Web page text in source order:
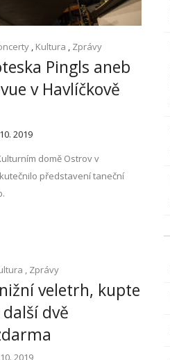
, Kultura , Zprávy
Pingls aneb
v Havlíčkově
2019
domě Ostrov v
představení taneční
, Zprávy
veletrh, kupte
dvě
2019